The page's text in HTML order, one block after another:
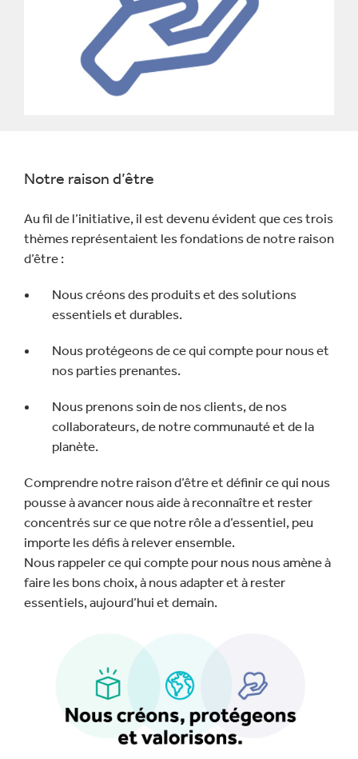
Notre raison d’être
Au fil de l’initiative, il est devenu évident que ces trois
thèmes représentaient les fondations de notre raison
d’être :
Nous créons des produits et des solutions
essentiels et durables.
Nous protégeons de ce qui compte pour nous et
nos parties prenantes.
Nous prenons soin de nos clients, de nos
collaborateurs, de notre communauté et de la
planète.
Comprendre notre raison d’être et définir ce qui nous
pousse à avancer nous aide à reconnaître et rester
concentrés sur ce que notre rôle a d’essentiel, peu
importe les défis à relever ensemble.
Nous rappeler ce qui compte pour nous nous amène à
faire les bons choix, à nous adapter et à rester
essentiels, aujourd’hui et demain.